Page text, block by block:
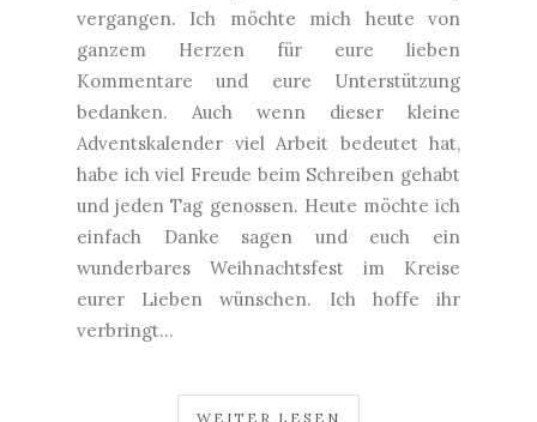
vergangen. Ich möchte mich heute von
ganzem Herzen für eure lieben
Kommentare und eure Unterstützung
bedanken. Auch wenn dieser kleine
Adventskalender viel Arbeit bedeutet hat,
habe ich viel Freude beim Schreiben gehabt
und jeden Tag genossen. Heute möchte ich
einfach Danke sagen und euch ein
wunderbares Weihnachtsfest im Kreise
eurer Lieben wünschen. Ich hoffe ihr
verbringt...
WEITER LESEN